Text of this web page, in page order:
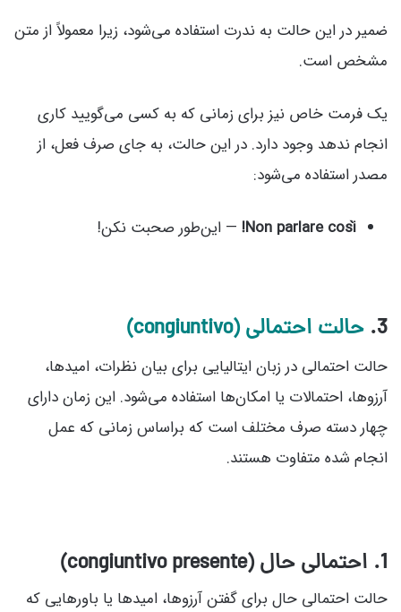
ضمیر در این حالت به ندرت استفاده می‌شود، زیرا معمولاً از متن
مشخص است.
یک فرمت خاص نیز برای زمانی که به کسی می‌گویید کاری
انجام ندهد وجود دارد. در این حالت، به جای صرف فعل، از
مصدر استفاده می‌شود:
Non parlare così! — این‌طور صحبت نکن!
3. حالت احتمالی (congiuntivo)
حالت احتمالی در زبان ایتالیایی برای بیان نظرات، امیدها،
آرزوها، احتمالات یا امکان‌ها استفاده می‌شود. این زمان دارای
چهار دسته صرف مختلف است که براساس زمانی که عمل
انجام شده متفاوت هستند.
1. احتمالی حال (congiuntivo presente)
حالت احتمالی حال برای گفتن آرزوها، امیدها یا باورهایی که